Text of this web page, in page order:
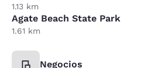
1.13 km
Agate Beach State Park
1.61 km
Negocios